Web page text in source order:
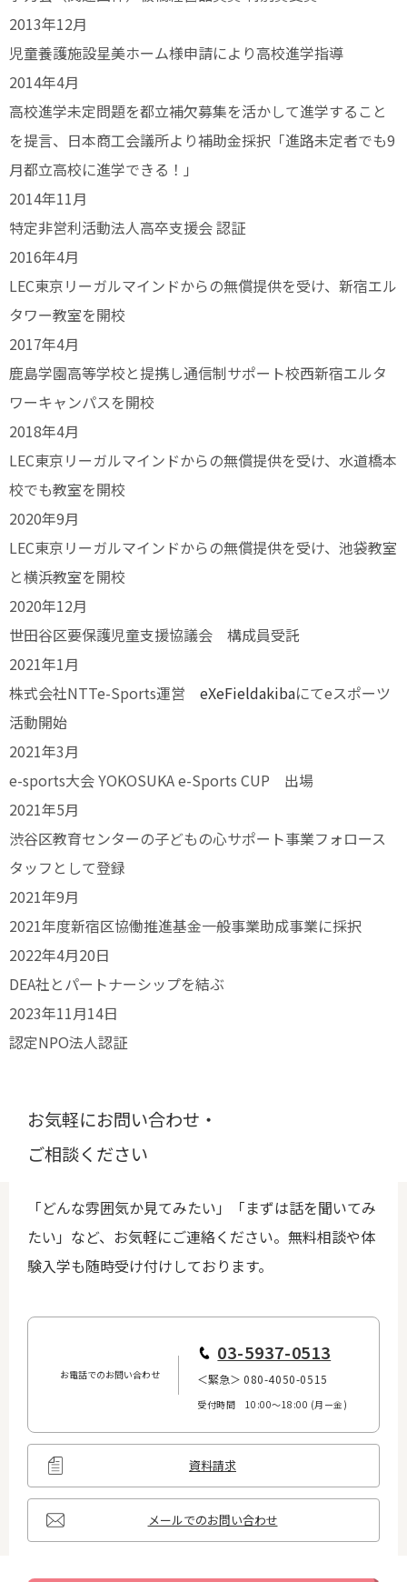
2013年12月
児童養護施設星美ホーム様申請により高校進学指導
2014年4月
高校進学未定問題を都立補欠募集を活かして進学すること
を提言、日本商工会議所より補助金採択「進路未定者でも9
月都立高校に進学できる！」
2014年11月
特定非営利活動法人高卒支援会 認証
2016年4月
LEC東京リーガルマインドからの無償提供を受け、新宿エル
タワー教室を開校
2017年4月
鹿島学園高等学校と提携し通信制サポート校西新宿エルタ
ワーキャンパスを開校
2018年4月
LEC東京リーガルマインドからの無償提供を受け、水道橋本
校でも教室を開校
2020年9月
LEC東京リーガルマインドからの無償提供を受け、池袋教室
と横浜教室を開校
2020年12月
世田谷区要保護児童支援協議会 構成員受託
2021年1月
株式会社NTTe-Sports運営 eXeFieldakibaにてeスポーツ
活動開始
2021年3月
e-sports大会 YOKOSUKA e-Sports CUP 出場
2021年5月
渋谷区教育センターの子どもの心サポート事業フォロース
タッフとして登録
2021年9月
2021年度新宿区協働推進基金一般事業助成事業に採択
2022年4月20日
DEA社とパートナーシップを結ぶ
2023年11月14日
認定NPO法人認証
お気軽にお問い合わせ・
ご相談ください
「どんな雰囲気か見てみたい」「まずは話を聞いてみ
たい」など、お気軽にご連絡ください。無料相談や体
験入学も随時受け付けしております。
お電話でのお問い合わせ
03-5937-0513
＜緊急＞ 080-4050-0515
受付時間 10:00〜18:00 (月ー金)
資料請求
メールでのお問い合わせ